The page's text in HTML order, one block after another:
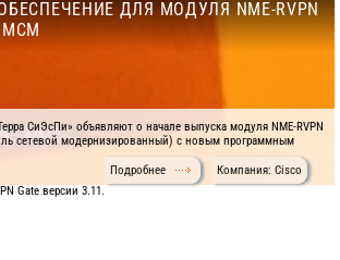
ДЛЯ МОДУЛЯ NME-RVPN
МСМ
СиЭсПи» объявляют о начале выпуска модуля NME-RVPN
сетевой модернизированный) с новым программным
Gate версии 3.11.
Подробнее Компания: Cisco